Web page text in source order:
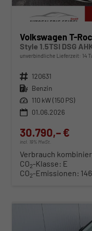
Volkswagen T-Roc
Style 1.5TSI DSG
unverbindliche Lieferzeit: 14
Fahrzeugnr. 120631
Kraftstoff Benzin
Leistung 110 kW (150 PS)
01.06.2026
30.790,– €
incl. 19% MwSt.
Verbrauch
CO2-Klasse: E
CO2-Emissionen: